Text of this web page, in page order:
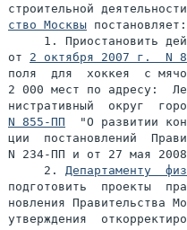
строительной
ство Москвы постановляет:
1. Приостановить
от 2 октября 2007 г.  N
поля  для  хоккея  с
2 000 мест по адресу:
нистративный  округ
N 855-ПП
"О развитии
ции  постановлений
N 234-ПП и от 27 мая
     2.
Департаменту
подготовить  проекты
новления Правительства
утверждения